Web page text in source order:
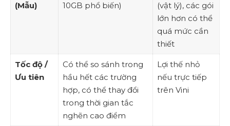
(Mẫu)
10GB phổ biến)
(vật lý), các gói
lớn hơn có thể
quá mức cần
thiết
Tốc độ /
Ưu tiên
Có thể so sánh trong
hầu hết các trường
hợp, có thể thay đổi
trong thời gian tắc
nghẽn cao điểm
Lợi thế nhỏ
nếu trực tiếp
trên Vini